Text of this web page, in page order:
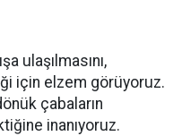
ulaşılmasını,
için elzem görüyoruz.
çabaların
inanıyoruz.